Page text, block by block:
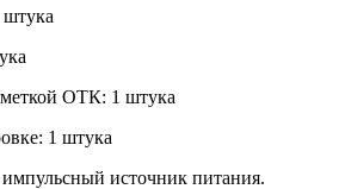
ОТК: 1 штука
1 штука
импульсный источник питания.